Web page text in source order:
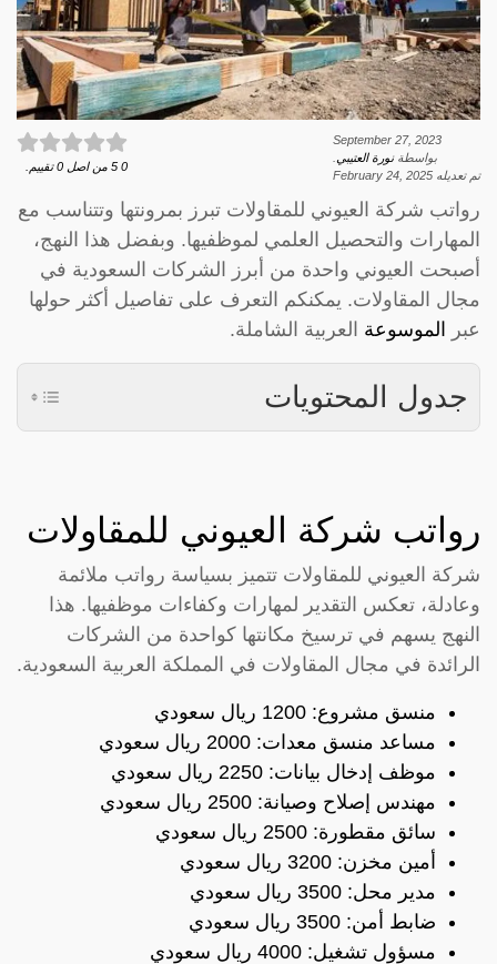
September 27, 2023
بواسطةنورة العتيبي
تم تعديله February 24, 2025
0
5 من اصل 0 تقييم.
رواتب شركة العيوني للمقاولات تبرز بمرونتها وتتناسب مع
المهارات والتحصيل العلمي لموظفيها. وبفضل هذا النهج،
أصبحت العيوني واحدة من أبرز الشركات السعودية في
مجال المقاولات. يمكنكم التعرف على تفاصيل أكثر حولها
عبر الموسوعة العربية الشاملة.
جدول المحتويات
رواتب شركة العيوني للمقاولات
شركة العيوني للمقاولات تتميز بسياسة رواتب ملائمة
وعادلة، تعكس التقدير لمهارات وكفاءات موظفيها. هذا
النهج يسهم في ترسيخ مكانتها كواحدة من الشركات
الرائدة في مجال المقاولات في المملكة العربية السعودية.
منسق مشروع: 1200 ريال سعودي
مساعد منسق معدات: 2000 ريال سعودي
موظف إدخال بيانات: 2250 ريال سعودي
مهندس إصلاح وصيانة: 2500 ريال سعودي
سائق مقطورة: 2500 ريال سعودي
أمين مخزن: 3200 ريال سعودي
مدير محل: 3500 ريال سعودي
ضابط أمن: 3500 ريال سعودي
مسؤول تشغيل: 4000 ريال سعودي